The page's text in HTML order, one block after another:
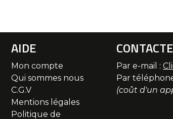
AIDE
Mon compte
Qui sommes nous
C.G.V
Mentions légales
Politique de
Par e-mail :
Par
(coût d'un